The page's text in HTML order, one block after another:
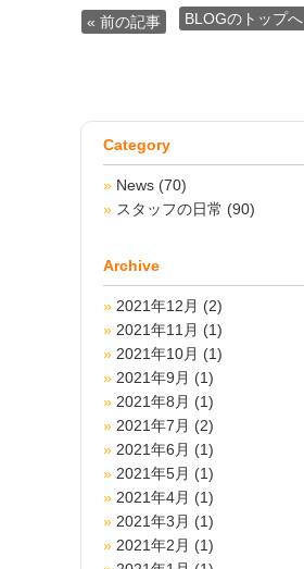
BLOGのトップへ
« 前の記事
Category
News (70)
スタッフの日常 (90)
Archive
2021年12月 (2)
2021年11月 (1)
2021年10月 (1)
2021年9月 (1)
2021年8月 (1)
2021年7月 (2)
2021年6月 (1)
2021年5月 (1)
2021年4月 (1)
2021年3月 (1)
2021年2月 (1)